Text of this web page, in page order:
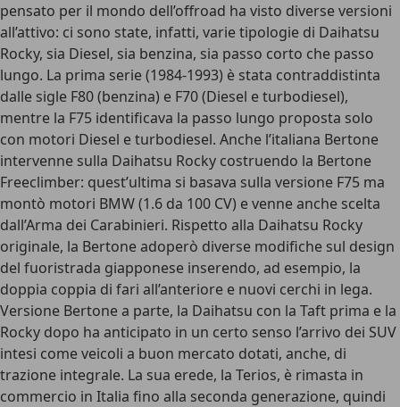
pensato per il mondo dell’offroad ha visto diverse versioni
all’attivo: ci sono state, infatti, varie tipologie di Daihatsu
Rocky, sia Diesel, sia benzina, sia passo corto che passo
lungo. La prima serie (1984-1993) è stata contraddistinta
dalle sigle F80 (benzina) e F70 (Diesel e turbodiesel),
mentre la F75 identificava la passo lungo proposta solo
con motori Diesel e turbodiesel. Anche l’italiana Bertone
intervenne sulla Daihatsu Rocky costruendo la Bertone
Freeclimber: quest’ultima si basava sulla versione F75 ma
montò motori BMW (1.6 da 100 CV) e venne anche scelta
dall’Arma dei Carabinieri. Rispetto alla Daihatsu Rocky
originale, la Bertone adoperò diverse modifiche sul design
del fuoristrada giapponese inserendo, ad esempio, la
doppia coppia di fari all’anteriore e nuovi cerchi in lega.
Versione Bertone a parte, la Daihatsu con la Taft prima e la
Rocky dopo ha anticipato in un certo senso l’arrivo dei SUV
intesi come veicoli a buon mercato dotati, anche, di
trazione integrale. La sua erede, la Terios, è rimasta in
commercio in Italia fino alla seconda generazione, quindi